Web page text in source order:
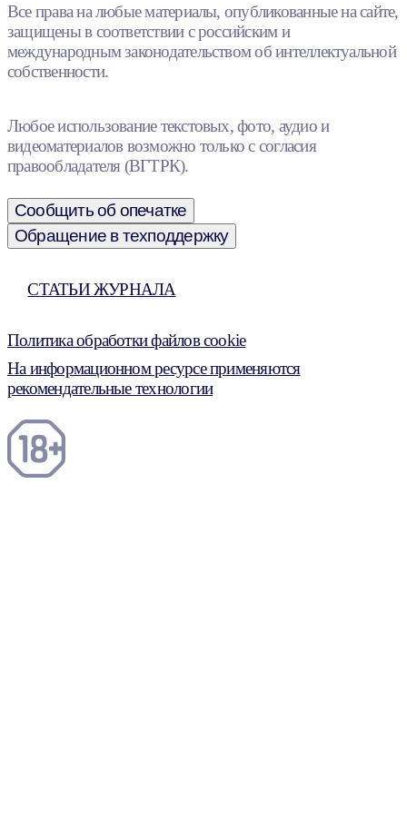
Все права на любые материалы, опубликованные на сайте,
защищены в соответствии с российским и
международным законодательством об интеллектуальной
собственности.
Любое использование текстовых, фото, аудио и
видеоматериалов возможно только с согласия
правообладателя (ВГТРК).
Сообщить об опечатке
Обращение в техподдержку
СТАТЬИ ЖУРНАЛА
Политика обработки файлов cookie
На информационном ресурсе применяются
рекомендательные технологии